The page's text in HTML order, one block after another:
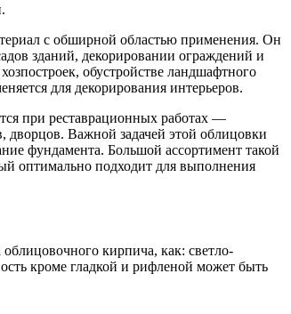
с обширной областью применения. Он
зданий, декорировании ограждений и
обустройстве ландшафтного
для декорирования интерьеров.
при реставрационных работах —
дворцов. Важной задачей этой облицовки
фундамента. Большой ассортимент такой
оптимально подходит для выполнения
кирпича, как: светло-
кроме гладкой и рифленой может быть